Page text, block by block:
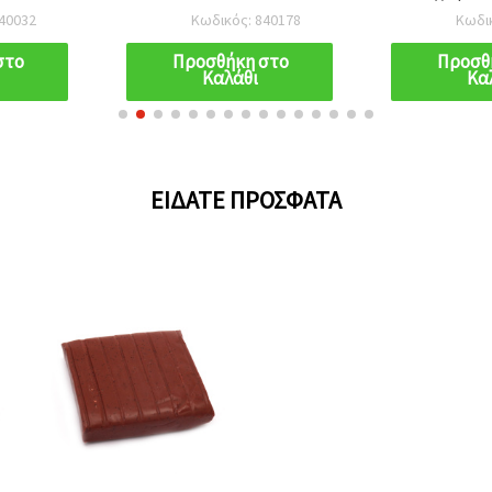
Κωδικός: 840178
Προσθήκη στο
Καλάθι
ΕΊΔΑΤΕ ΠΡΌΣΦΑΤΑ